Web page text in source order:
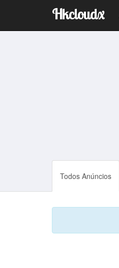
Hkcloudx
Todos Anúncios